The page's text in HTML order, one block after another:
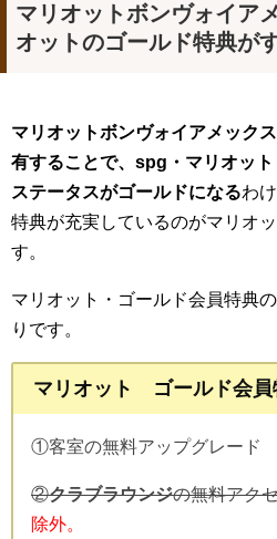
マリオットボンヴォイア
オットのゴールド特典が
マリオットボンヴォイアメック
有することで、spg・マリオッ
ステータスがゴールドになるわ
特典が充実しているのがマリオ
す。
マリオット・ゴールド会員特典
りです。
マリオット ゴールド会員
①客室の無料アップグレード
②クラブラウンジの無料アク
除外。